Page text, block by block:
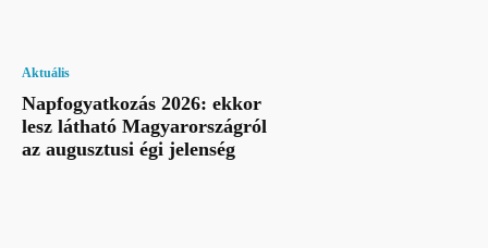
Aktuális
Napfogyatkozás 2026: ekkor
lesz látható Magyarországról
az augusztusi égi jelenség